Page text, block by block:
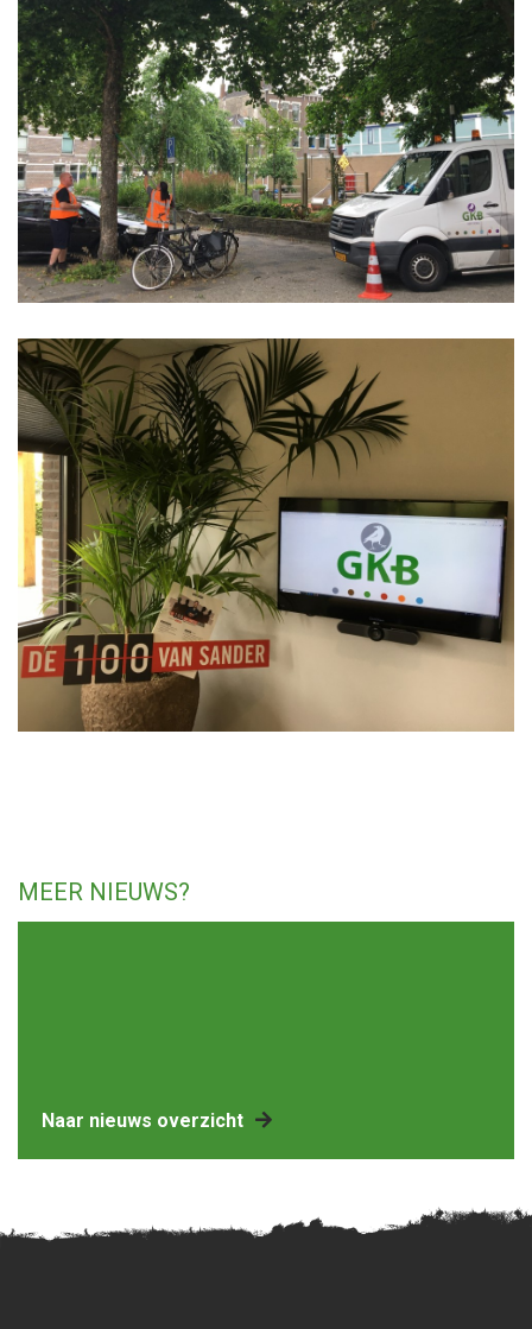
MEER NIEUWS?
Naar nieuws overzicht